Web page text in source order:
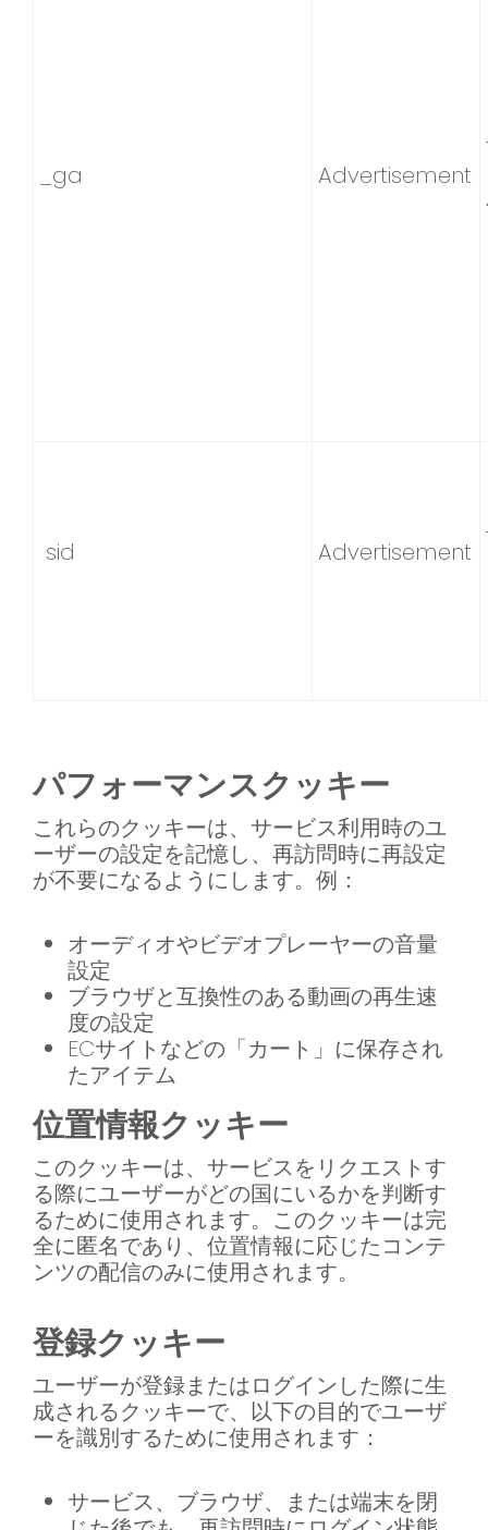
_ga Advertisement
sid Advertisement
パフォーマンスクッキー
これらのクッキーは、サービス利用時のユ
ーザーの設定を記憶し、再訪問時に再設定
が不要になるようにします。例：
オーディオやビデオプレーヤーの音量
設定
ブラウザと互換性のある動画の再生速
度の設定
ECサイトなどの「カート」に保存され
たアイテム
位置情報クッキー
このクッキーは、サービスをリクエストす
る際にユーザーがどの国にいるかを判断す
るために使用されます。このクッキーは完
全に匿名であり、位置情報に応じたコンテ
ンツの配信のみに使用されます。
登録クッキー
ユーザーが登録またはログインした際に生
成されるクッキーで、以下の目的でユーザ
ーを識別するために使用されます：
サービス、ブラウザ、または端末を閉